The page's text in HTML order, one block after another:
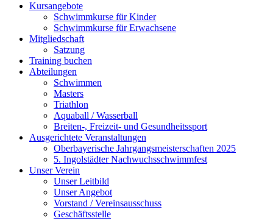
Kursangebote
Schwimmkurse für Kinder
Schwimmkurse für Erwachsene
Mitgliedschaft
Satzung
Training buchen
Abteilungen
Schwimmen
Masters
Triathlon
Aquaball / Wasserball
Breiten-, Freizeit- und Gesundheitssport
Ausgerichtete Veranstaltungen
Oberbayerische Jahrgangsmeisterschaften 2025
5. Ingolstädter Nachwuchsschwimmfest
Unser Verein
Unser Leitbild
Unser Angebot
Vorstand / Vereinsausschuss
Geschäftsstelle